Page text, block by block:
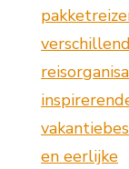
en eerlijke